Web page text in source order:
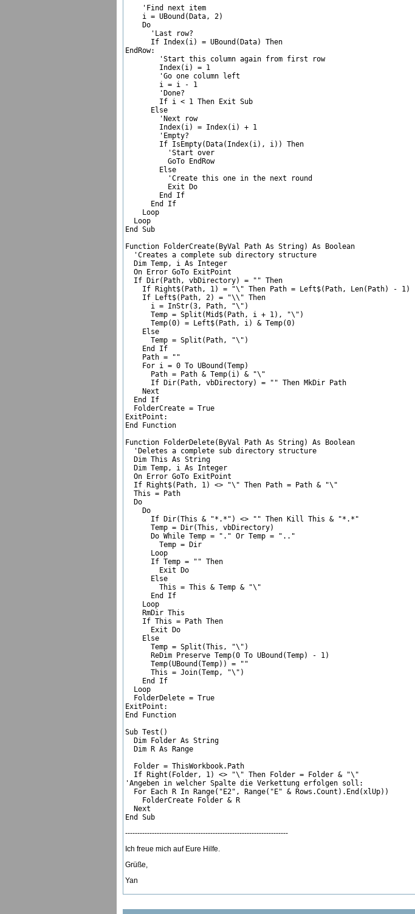
    'Find next item
    i = UBound(Data, 2)
    Do
      'Last row?
      If Index(i) = UBound(Data) Then
EndRow:
        'Start this column again from first row
        Index(i) = 1
        'Go one column left
        i = i - 1
        'Done?
        If i < 1 Then Exit Sub
      Else
        'Next row
        Index(i) = Index(i) + 1
        'Empty?
        If IsEmpty(Data(Index(i), i)) Then
          'Start over
          GoTo EndRow
        Else
          'Create this one in the next round
          Exit Do
        End If
      End If
    Loop
  Loop
End Sub
Function FolderCreate(ByVal Path As String) As Boolean
  'Creates a complete sub directory structure
  Dim Temp, i As Integer
  On Error GoTo ExitPoint
  If Dir(Path, vbDirectory) = "" Then
    If Right$(Path, 1) = "\" Then Path = Left$(Path, Len(Path) - 1)
    If Left$(Path, 2) = "\\" Then
      i = InStr(3, Path, "\")
      Temp = Split(Mid$(Path, i + 1), "\")
      Temp(0) = Left$(Path, i) & Temp(0)
    Else
      Temp = Split(Path, "\")
    End If
    Path = ""
    For i = 0 To UBound(Temp)
      Path = Path & Temp(i) & "\"
      If Dir(Path, vbDirectory) = "" Then MkDir Path
    Next
  End If
  FolderCreate = True
ExitPoint:
End Function
Function FolderDelete(ByVal Path As String) As Boolean
  'Deletes a complete sub directory structure
  Dim This As String
  Dim Temp, i As Integer
  On Error GoTo ExitPoint
  If Right$(Path, 1) <> "\" Then Path = Path & "\"
  This = Path
  Do
    Do
      If Dir(This & "*.*") <> "" Then Kill This & "*.*"
      Temp = Dir(This, vbDirectory)
      Do While Temp = "." Or Temp = ".."
        Temp = Dir
      Loop
      If Temp = "" Then
        Exit Do
      Else
        This = This & Temp & "\"
      End If
    Loop
    RmDir This
    If This = Path Then
      Exit Do
    Else
      Temp = Split(This, "\")
      ReDim Preserve Temp(0 To UBound(Temp) - 1)
      Temp(UBound(Temp)) = ""
      This = Join(Temp, "\")
    End If
  Loop
  FolderDelete = True
ExitPoint:
End Function
Sub Test()
  Dim Folder As String
  Dim R As Range
  Folder = ThisWorkbook.Path
  If Right(Folder, 1) <> "\" Then Folder = Folder & "\"
'Angeben in welcher Spalte die Verkettung erfolgen soll:
  For Each R In Range("E2", Range("E" & Rows.Count).End(xlUp))
    FolderCreate Folder & R
  Next
End Sub
-------------------------------------------------------------------
Ich freue mich auf Eure Hilfe.
Grüße,
Yan